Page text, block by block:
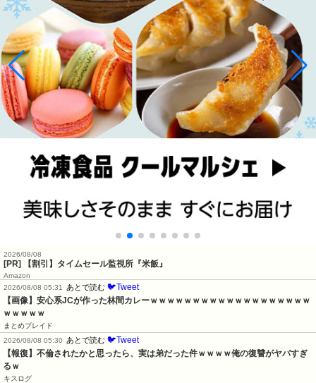
2026/08/08
[PR] 【割引】タイムセール監視所『米飯』
Amazon
2026/08/08 05:31
あとで読む 🐦Tweet
【画像】安心系JCが作った林間カレーｗｗｗｗｗｗｗｗｗｗｗｗｗｗｗｗｗｗｗ
ｗｗｗｗｗ
まとめブレイド
2026/08/08 05:30
あとで読む 🐦Tweet
【報復】不倫されたかと思ったら、実は弟だった件ｗｗｗｗ俺の復讐がヤバすぎ
るｗ
キスログ